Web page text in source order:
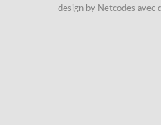
design by Netcodes avec